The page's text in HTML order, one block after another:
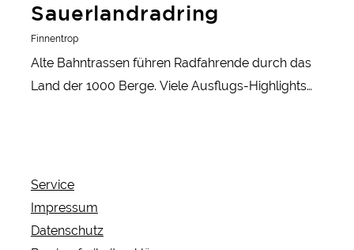
Sauerlandradring
Finnentrop
Alte Bahntrassen führen Radfahrende durch das
Land der 1000 Berge. Viele Ausflugs-Highlights
Service
Impressum
Datenschutz